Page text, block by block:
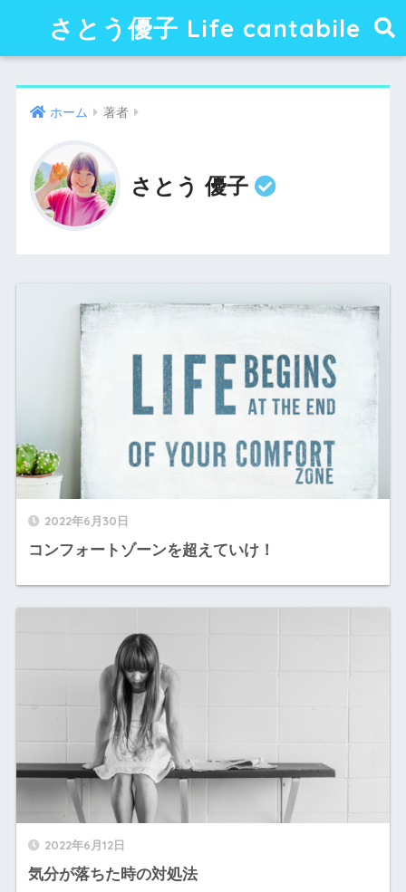
さとう優子 Life cantabile
ホーム 著者
さとう 優子
2022年6月30日
コンフォートゾーンを超えていけ！
2022年6月12日
気分が落ちた時の対処法